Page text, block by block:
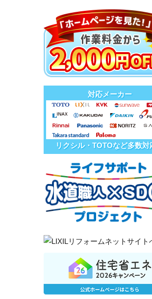
対応メーカー
リクシル・TOTOなど多数対